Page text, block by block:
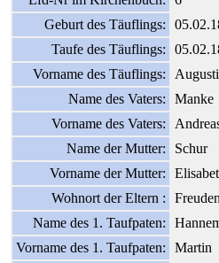
Geburt des Täuflings:
Taufe des Täuflings:
Vorname des Täuflings:
Name des Vaters:
Manke
Vorname des Vaters:
Name der Mutter:
Schur
Vorname der Mutter:
Wohnort der Eltern :
Name des 1. Taufpaten:
Vorname des 1. Taufpaten:
Martin